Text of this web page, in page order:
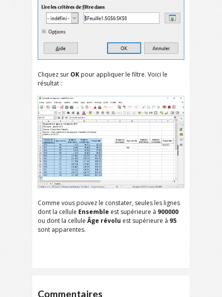
Cliquez sur OK pour appliquer le filtre. Voici le
résultat :
Comme vous pouvez le constater, seules les lignes
dont la cellule Ensemble est supérieure à 900000
ou dont la cellule Âge révolu est supérieure à 95
sont apparentes.
Commentaires